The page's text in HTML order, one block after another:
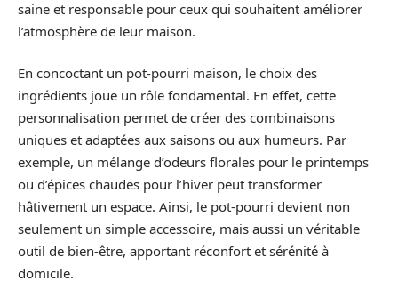
saine et responsable pour ceux qui souhaitent améliorer
l’atmosphère de leur maison.
En concoctant un pot-pourri maison, le choix des
ingrédients joue un rôle fondamental. En effet, cette
personnalisation permet de créer des combinaisons
uniques et adaptées aux saisons ou aux humeurs. Par
exemple, un mélange d’odeurs florales pour le printemps
ou d’épices chaudes pour l’hiver peut transformer
hâtivement un espace. Ainsi, le pot-pourri devient non
seulement un simple accessoire, mais aussi un véritable
outil de bien-être, apportant réconfort et sérénité à
domicile.